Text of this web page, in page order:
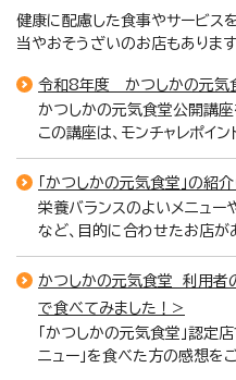
健康に配慮した食事やサービス
当やおそうざいのお店もあります
令和8年度 かつしかの元気
かつしかの元気食堂公開講座
この講座は、モンチャレポイ
「かつしかの元気食堂」の紹
栄養バランスのよいメニュー
など、目的に合わせたお店が
かつしかの元気食堂 利用
で食べてみました！>
「かつしかの元気食堂」認定
ニュー」を食べた方の感想を